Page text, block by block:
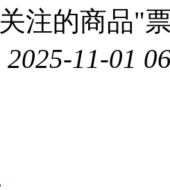
注的商品"
2025-11-01